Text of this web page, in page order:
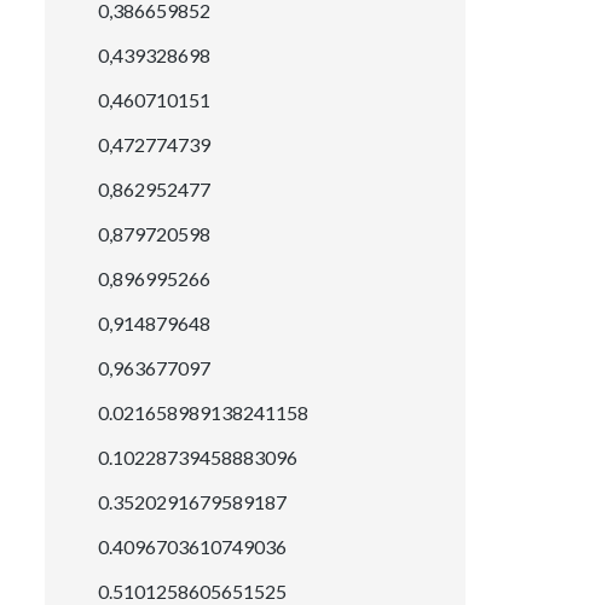
0,386659852
0,439328698
0,460710151
0,472774739
0,862952477
0,879720598
0,896995266
0,914879648
0,963677097
0.021658989138241158
0.10228739458883096
0.3520291679589187
0.4096703610749036
0.5101258605651525